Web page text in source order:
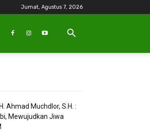
Jumat, Agustus 7, 2026
Ahmad Muchdlor, S.H. :
Mewujudkan Jiwa